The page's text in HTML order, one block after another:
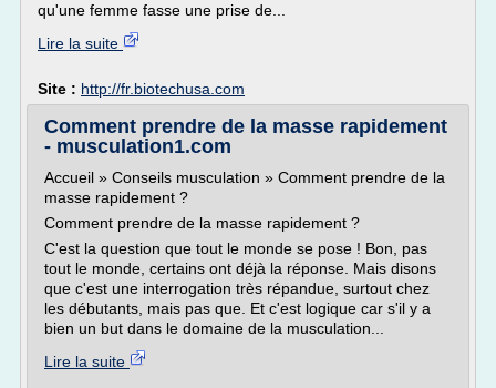
qu'une femme fasse une prise de...
Lire la suite
Site : http://fr.biotechusa.com
Comment prendre de la masse rapidement
- musculation1.com
Accueil » Conseils musculation » Comment prendre de la
masse rapidement ?
Comment prendre de la masse rapidement ?
C'est la question que tout le monde se pose ! Bon, pas
tout le monde, certains ont déjà la réponse. Mais disons
que c'est une interrogation très répandue, surtout chez
les débutants, mais pas que. Et c'est logique car s'il y a
bien un but dans le domaine de la musculation...
Lire la suite